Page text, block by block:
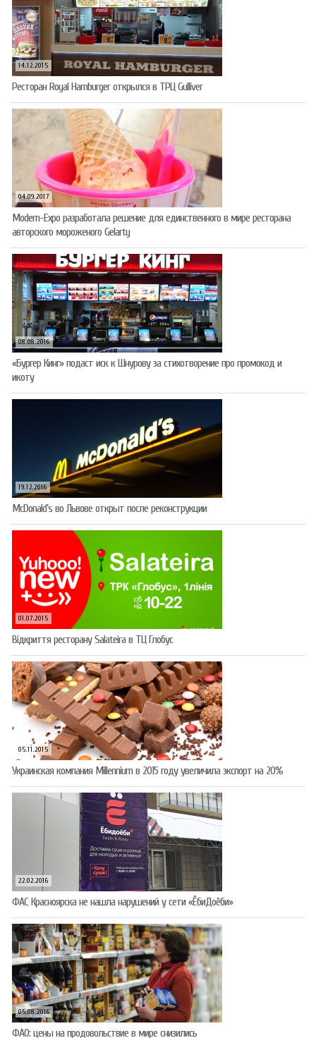
14.12.2015
Ресторан Royal Hamburger открылся в ТРЦ Gulliver
04.09.2017
Modern-Expo разработала решение для единственного в мире ресторана
авторского мороженого Gelarty
08.08.2016
«Бургер Кинг» подаст иск к Шнурову за стихотворение про промокод и
икоту
19.12.2016
McDonald’s во Львове открыт после реконструкции
01.07.2015
Відкриття ресторану Salateirа в ТЦ Глобус
05.11.2015
Украинская компания Millennium в 2015 году увеличила экспорт на 20%
22.02.2016
ФАС Красноярска не нашла нарушений у сети «ЁбиДоёби»
05.08.2016
ФАО: цены на продовольствие в мире снизились